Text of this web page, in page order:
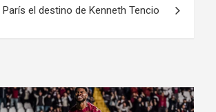
París el destino de Kenneth Tencio